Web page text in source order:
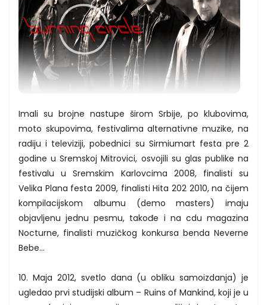
Imali su brojne nastupe širom Srbije, po klubovima,
moto skupovima, festivalima alternativne muzike, na
radiju i televiziji, pobednici su Sirmiumart festa pre 2
godine u Sremskoj Mitrovici, osvojili su glas publike na
festivalu u Sremskim Karlovcima 2008, finalisti su
Velika Plana festa 2009, finalisti Hita 202 2010, na čijem
kompilacijskom albumu (demo masters) imaju
objavljenu jednu pesmu, takođe i na cdu magazina
Nocturne, finalisti muzičkog konkursa benda Neverne
Bebe...
10. Maja 2012, svetlo dana (u obliku samoizdanja) je
ugledao prvi studijski album – Ruins of Mankind, koji je u